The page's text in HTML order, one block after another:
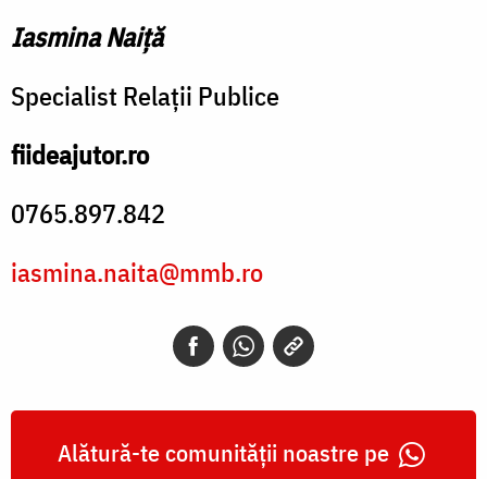
Iasmina Naiță
Specialist Relații Publice
fiideajutor.ro
0765.897.842
iasmina.naita@mmb.ro
Alătură-te comunității noastre pe